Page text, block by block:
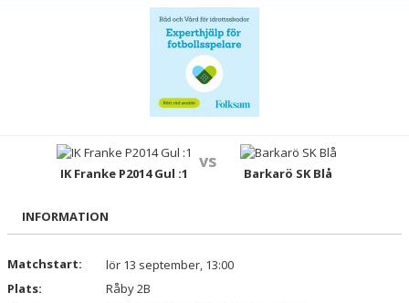
TRUPPEN
DOKUMENT
INTRESSEANMÄLAN
IK Franke P2014 Gul :1
vs
Barkarö SK Blå
INFORMATION
Matchstart:
lör 13 september, 13:00
Plats:
Råby 2B